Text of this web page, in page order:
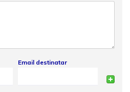
Email destinatar